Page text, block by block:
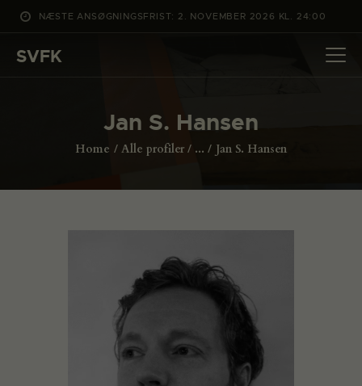
NÆSTE ANSØGNINGSFRIST: 2. NOVEMBER 2026 KL. 24:00
SVFK
Jan S. Hansen
Home Alle profiler ... Jan S. Hansen
DET SKER
ANSØG